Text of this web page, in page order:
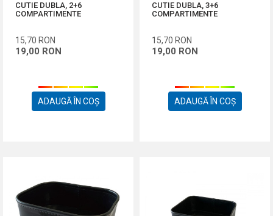
CUTIE DUBLA, 2+6
COMPARTIMENTE
15,70 RON
19,00 RON
ADAUGĂ ÎN COȘ
CUTIE DUBLA, 3+6
COMPARTIMENTE
15,70 RON
19,00 RON
ADAUGĂ ÎN COȘ